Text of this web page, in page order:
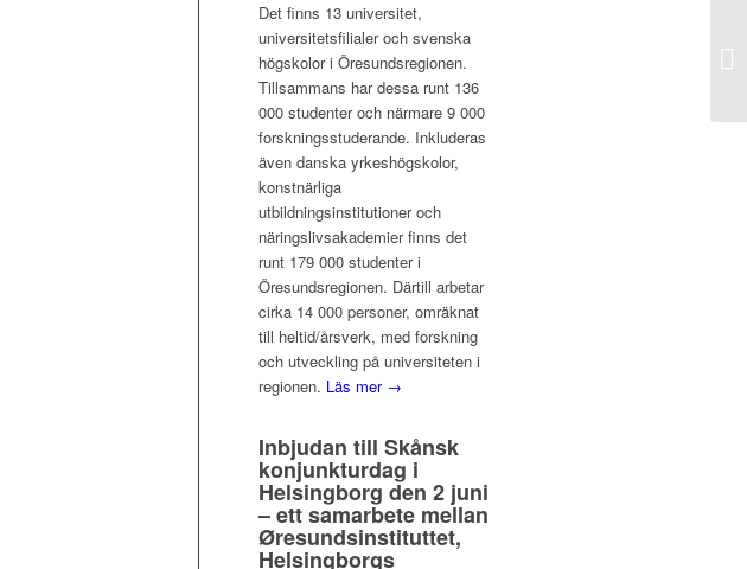
Det finns 13 universitet,
universitetsfilialer och svenska
högskolor i Öresundsregionen.
Tillsammans har dessa runt 136
000 studenter och närmare 9 000
forskningsstuderande. Inkluderas
även danska yrkeshögskolor,
konstnärliga
utbildningsinstitutioner och
näringslivsakademier finns det
runt 179 000 studenter i
Öresundsregionen. Därtill arbetar
cirka 14 000 personer, omräknat
till heltid/årsverk, med forskning
och utveckling på universiteten i
regionen. Läs mer →
Inbjudan till Skånsk
konjunkturdag i
Helsingborg den 2 juni
– ett samarbete mellan
Øresundsinstituttet,
Helsingborgs